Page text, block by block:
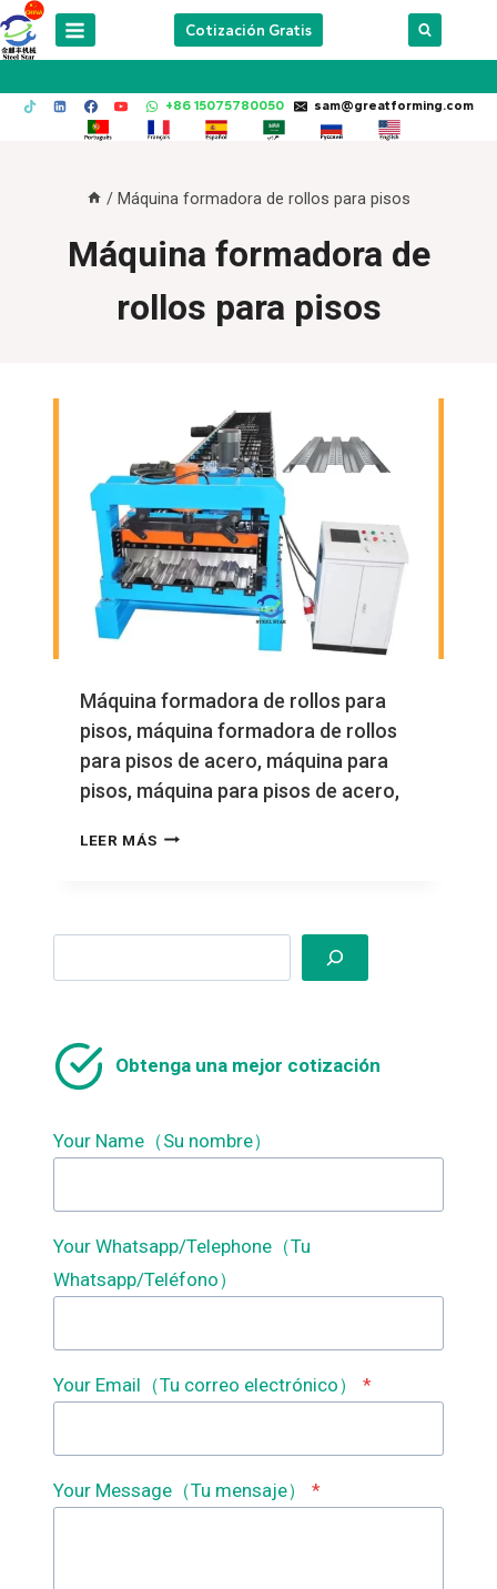
Skip
to
Cotización Gratis
+86 15075780050 sam@greatforming.com
/ Máquina formadora de rollos para pisos
Máquina formadora de
rollos para pisos
Máquina formadora de rollos para
pisos, máquina formadora de rollos
para pisos de acero, máquina para
pisos, máquina para pisos de acero,
LEER MÁSMÁQUINA
PARA
ACERO,
MÁQUINA
PISOS,
PARA
PISOS
DE
Obtenga una mejor cotización
Your Name（Su nombre）
Your Whatsapp/Telephone（Tu
Whatsapp/Teléfono）
Your Email（Tu correo electrónico） *
Your Message（Tu mensaje） *